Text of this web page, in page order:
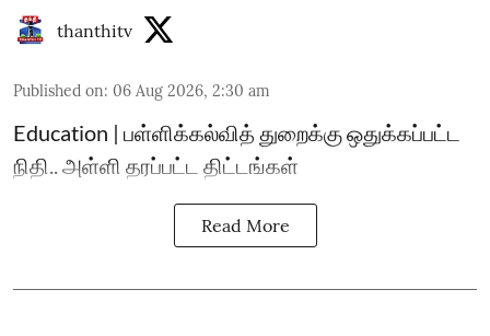
thanthitv
Published on: 06 Aug 2026, 2:30 am
Education | பள்ளிக்கல்வித் துறைக்கு ஒதுக்கப்பட்ட
நிதி.. அள்ளி தரப்பட்ட திட்டங்கள்
Read More